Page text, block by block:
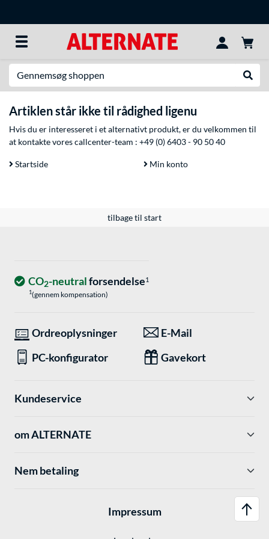
Artiklen står ikke til rådighed ligenu
Hvis du er interesseret i et alternativt produkt, er du velkommen til
at kontakte vores callcenter-team : +49 (0) 6403 - 90 50 40
Startside Min konto
tilbage til start
CO2-neutralforsendelse1
1(gennem kompensation)
Ordreoplysninger
E-Mail
PC-konfigurator
Gavekort
Kundeservice
om ALTERNATE
Nem betaling
Impressum